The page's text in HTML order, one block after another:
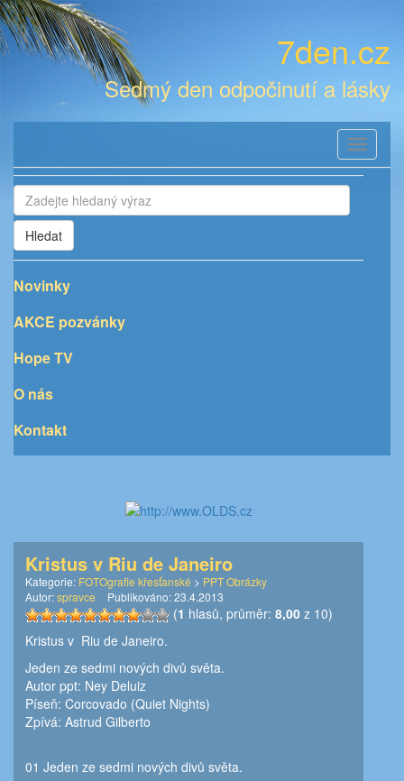
7den.cz
Sedmý den odpočinutí a lásky
Toggle
Hledat
Novinky
AKCE pozvánky
Hope TV
O nás
Kontakt
Kristus v Riu de Janeiro
Kategorie: FOTOgrafie křesťanské > PPT Obrázky
Autor:spravce Publikováno:23.4.2013
(1 hlasů, průměr: 8,00 z 10)
Kristus v Riu de Janeiro.
Jeden ze sedmi nových divů světa.
Autor ppt: Ney Deluiz
Píseň: Corcovado (Quiet Nights)
Zpívá: Astrud Gilberto
01 Jeden ze sedmi nových divů světa.